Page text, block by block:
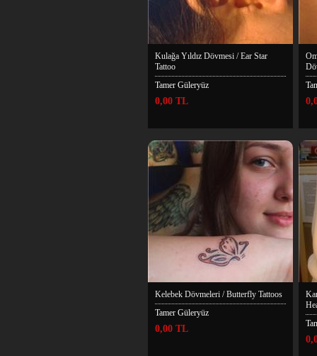
Kulağa Yıldız Dövmesi / Ear Star
Tattoo
Tamer Güleryüz
0,00 TL
Kelebek Dövmeleri / Butterfly Tattoos
Tamer Güleryüz
0,00 TL